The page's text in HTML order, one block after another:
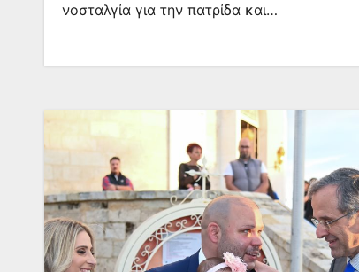
νοσταλγία για την πατρίδα και…